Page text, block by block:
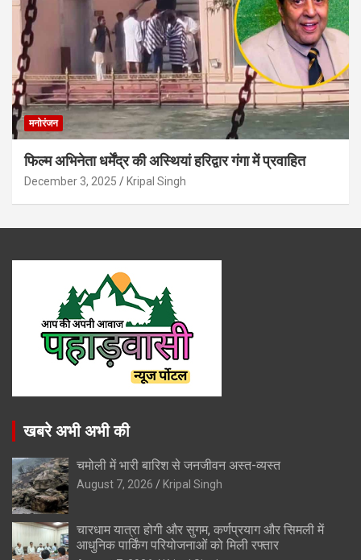
मनोरंजन
फिल्म अभिनेता धर्मेंद्र की अस्थियां हरिद्वार गंगा में प्रवाहित
December 3, 2025 Kripal Singh
खबरे अभी अभी की
चमोली में भारी बारिश से जनजीवन अस्त-व्यस्त
August 7, 2026 Kripal Singh
चारधाम यात्रा होगी और सुगम, कर्णप्रयाग और सिमली में
आधुनिक पार्किंग परियोजनाओं को मिली रफ्तार